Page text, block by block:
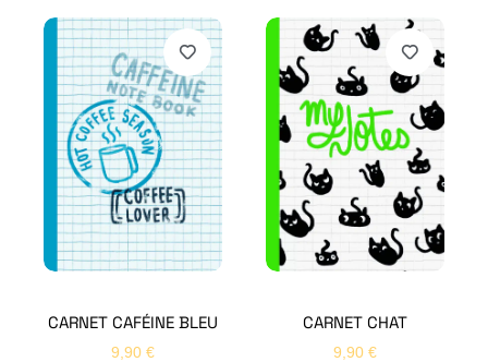
CARNET CAFÉINE BLEU
9,90 €
CARNET CHAT
9,90 €